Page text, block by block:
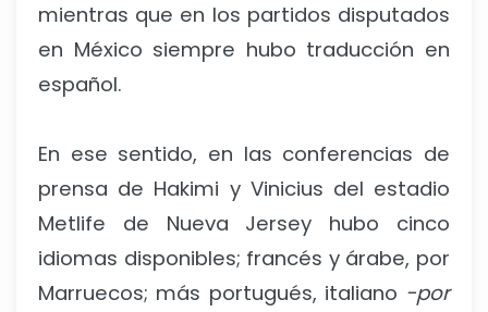
mientras que en los partidos disputados
en México siempre hubo traducción en
español.
En ese sentido, en las conferencias de
prensa de Hakimi y Vinicius del estadio
Metlife de Nueva Jersey hubo cinco
idiomas disponibles; francés y árabe, por
Marruecos; más portugués, italiano -por